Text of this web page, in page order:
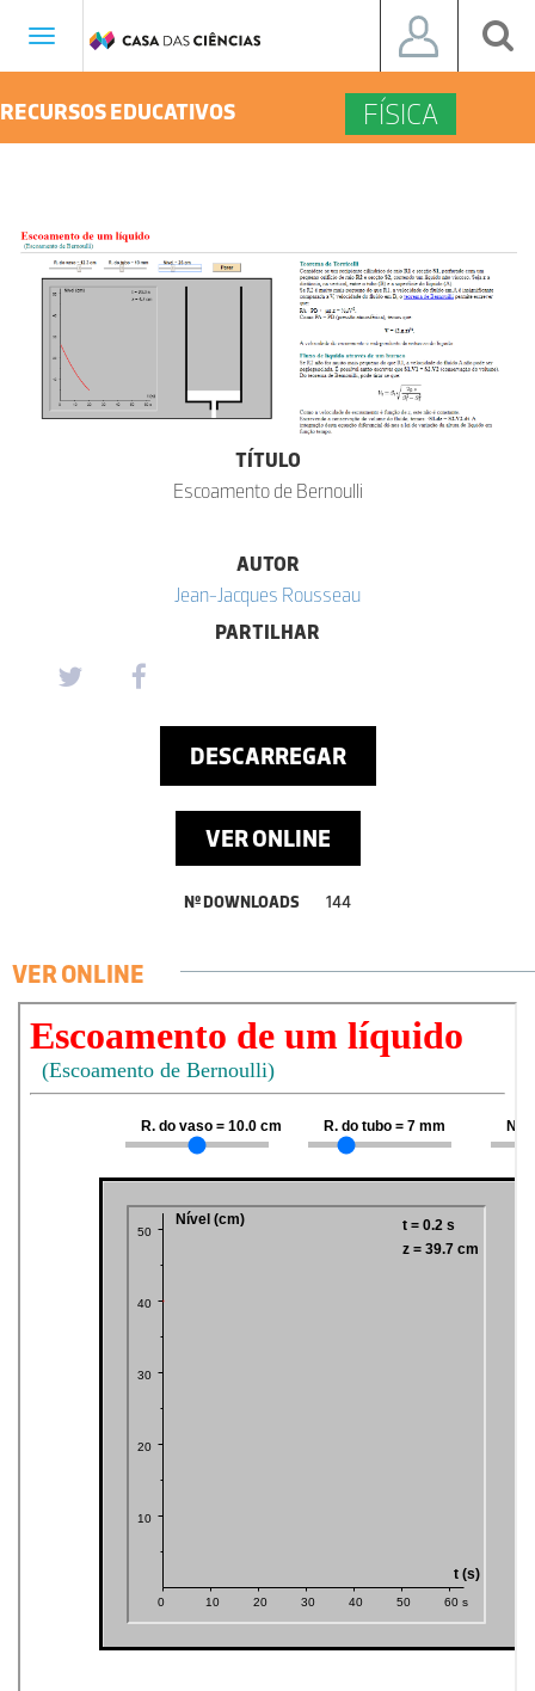
Toggle
RECURSOS EDUCATIVOS FÍSICA
TÍTULO
Escoamento de Bernoulli
AUTOR
Jean-Jacques Rousseau
PARTILHAR
DESCARREGAR
VER ONLINE
Nº DOWNLOADS 144
VER ONLINE